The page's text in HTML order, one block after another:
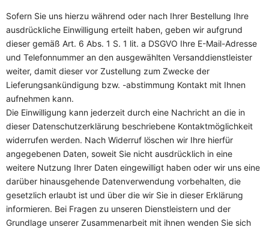
Sofern Sie uns hierzu während oder nach Ihrer Bestellung Ihre
ausdrückliche Einwilligung erteilt haben, geben wir aufgrund
dieser gemäß Art. 6 Abs. 1 S. 1 lit. a DSGVO Ihre E-Mail-Adresse
und Telefonnummer an den ausgewählten Versanddienstleister
weiter, damit dieser vor Zustellung zum Zwecke der
Lieferungsankündigung bzw. -abstimmung Kontakt mit Ihnen
aufnehmen kann.
Die Einwilligung kann jederzeit durch eine Nachricht an die in
dieser Datenschutzerklärung beschriebene Kontaktmöglichkeit
widerrufen werden. Nach Widerruf löschen wir Ihre hierfür
angegebenen Daten, soweit Sie nicht ausdrücklich in eine
weitere Nutzung Ihrer Daten eingewilligt haben oder wir uns eine
darüber hinausgehende Datenverwendung vorbehalten, die
gesetzlich erlaubt ist und über die wir Sie in dieser Erklärung
informieren. Bei Fragen zu unseren Dienstleistern und der
Grundlage unserer Zusammenarbeit mit ihnen wenden Sie sich